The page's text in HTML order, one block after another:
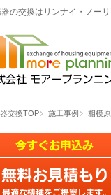
の交換はリンナイ・ノー
交換TOP 施工事例 相模